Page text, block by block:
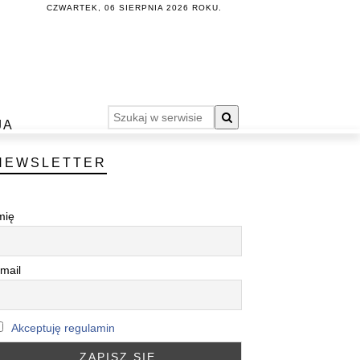
CZWARTEK, 06 SIERPNIA 2026 ROKU.
Akceptuję regulamin